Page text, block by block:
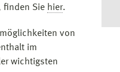
finden Sie hier.
von
im
wichtigsten